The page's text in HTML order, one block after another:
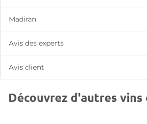
Madiran
Avis des experts
Avis client
Découvrez d'autres vins